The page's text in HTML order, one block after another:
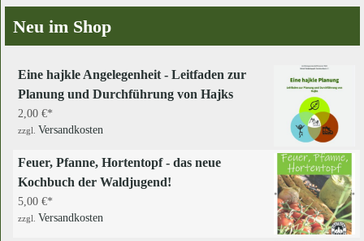
Neu im Shop
Eine hajkle Angelegenheit - Leitfaden zur
Planung und Durchführung von Hajks
2,00 €
zzgl. Versandkosten
Feuer, Pfanne, Hortentopf - das neue
Kochbuch der Waldjugend!
5,00 €
zzgl. Versandkosten